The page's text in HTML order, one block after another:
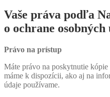
Vaše práva podľa
o ochrane osobných
Právo na prístup
Máte právo na poskytnutie
máme k dispozícii, ako aj na
údaje používame.